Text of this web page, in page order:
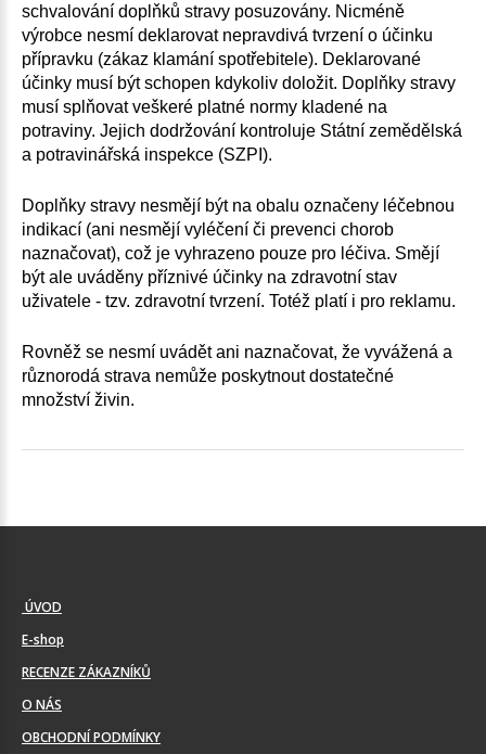
schvalování doplňků stravy posuzovány. Nicméně
výrobce nesmí deklarovat nepravdivá tvrzení o účinku
přípravku (zákaz klamání spotřebitele). Deklarované
účinky musí být schopen kdykoliv doložit. Doplňky stravy
musí splňovat veškeré platné normy kladené na
potraviny. Jejich dodržování kontroluje Státní zemědělská
a potravinářská inspekce (SZPI).
Doplňky stravy nesmějí být na obalu označeny léčebnou
indikací (ani nesmějí vyléčení či prevenci chorob
naznačovat), což je vyhrazeno pouze pro léčiva. Smějí
být ale uváděny příznivé účinky na zdravotní stav
uživatele - tzv. zdravotní tvrzení. Totéž platí i pro reklamu.
Rovněž se nesmí uvádět ani naznačovat, že vyvážená a
různorodá strava nemůže poskytnout dostatečné
množství živin.
ÚVOD
E-shop
RECENZE ZÁKAZNÍKŮ
O NÁS
OBCHODNÍ PODMÍNKY